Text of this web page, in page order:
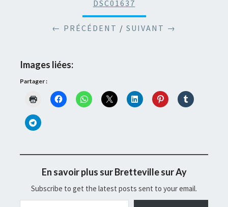
DSC01637
← PRÉCÉDENT / SUIVANT →
Images liées:
Partager :
En savoir plus sur Bretteville sur Ay
Subscribe to get the latest posts sent to your email.
Saisissez votre adresse e-mail…